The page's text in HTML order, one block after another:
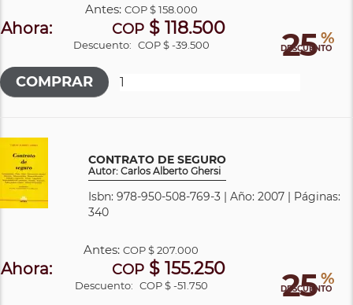
25 %
DESCUENTO
Antes: COP$ 158.000
Ahora: COP $ 118.500
Descuento: COP $ -39.500
CONTRATO DE SEGURO
Autor: Carlos Alberto Ghersi
Isbn: 978-950-508-769-3 | Año: 2007 | Páginas:
340
25 %
DESCUENTO
Antes:COP$ 207.000
Ahora: COP $ 155.250
Descuento: COP $ -51.750